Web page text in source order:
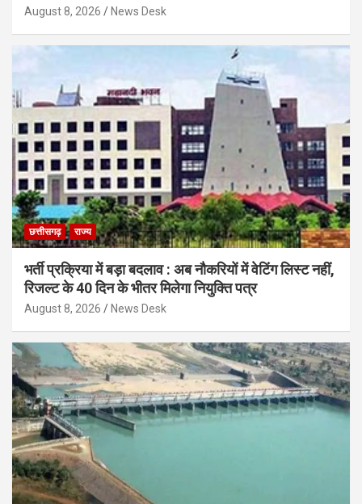
August 8, 2026 News Desk
छत्तीसगढ़ राज्य
भर्ती प्रक्रिया में बड़ा बदलाव : अब नौकरियों में वेटिंग लिस्ट नहीं,
रिजल्ट के 40 दिन के भीतर मिलेगा नियुक्ति पत्र
August 8, 2026 News Desk